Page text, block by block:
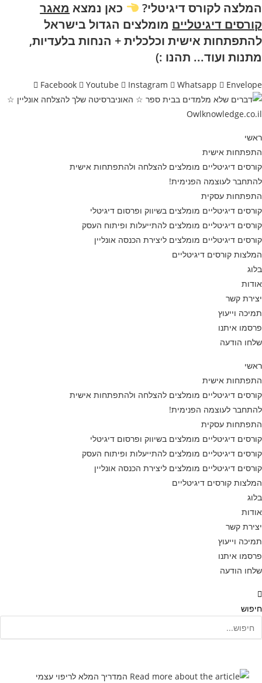
Skip
to
content
המלצה לקורס דיגיטלי? כאן נמצא מאגר
קורסים דיגיטליים מומלצים הגדול בישראל
להתפתחות אישית וכלכלית + הנחות בלעדיות,
מתנות ועוד... תהנו :)
Facebook Youtube Instagram Whatsapp Envelope
ראשי
התפתחות אישית
קורסים דיגיטליים מומלצים להצלחה ולהתפתחות אישית
להתחבר לעוצמה הפנימית!
התפתחות עסקית
קורסים דיגיטליים מומלצים בשיווק ופרסום דיגיטלי
קורסים דיגיטליים מומלצים להתייעלות ופיתוח העסק
קורסים דיגיטליים מומלצים ליצירת הכנסה אונליין
המלצות קורסים דיגיטליים
בלוג
אודות
יצירת קשר
תמיכה וייעוץ
פרסמו איתנו
שלחו הודעה
ראשי
התפתחות אישית
קורסים דיגיטליים מומלצים להצלחה ולהתפתחות אישית
להתחבר לעוצמה הפנימית!
התפתחות עסקית
קורסים דיגיטליים מומלצים בשיווק ופרסום דיגיטלי
קורסים דיגיטליים מומלצים להתייעלות ופיתוח העסק
קורסים דיגיטליים מומלצים ליצירת הכנסה אונליין
המלצות קורסים דיגיטליים
בלוג
אודות
יצירת קשר
תמיכה וייעוץ
פרסמו איתנו
שלחו הודעה
חיפוש